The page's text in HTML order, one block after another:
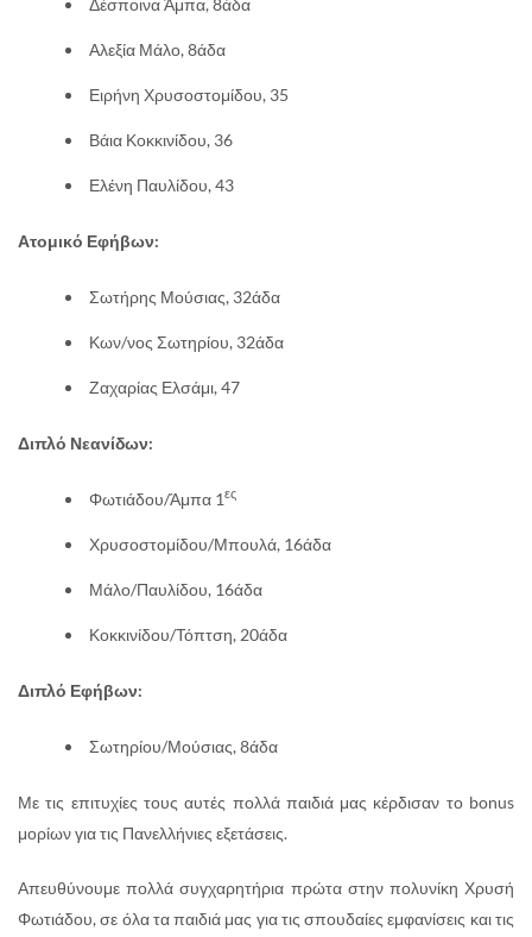
Αλεξία Μάλο, 8άδα
Ειρήνη Χρυσοστομίδου, 35
Βάια Κοκκινίδου, 36
Ελένη Παυλίδου, 43
Ατομικό Εφήβων:
Σωτήρης Μούσιας, 32άδα
Κων/νος Σωτηρίου, 32άδα
Ζαχαρίας Ελσάμι, 47
Διπλό Νεανίδων:
Φωτιάδου/Άμπα 1ες
Χρυσοστομίδου/Μπουλά, 16άδα
Μάλο/Παυλίδου, 16άδα
Κοκκινίδου/Τόπτση, 20άδα
Διπλό Εφήβων:
Σωτηρίου/Μούσιας, 8άδα
Με τις επιτυχίες τους αυτές πολλά παιδιά μας κέρδισαν το bonus
μορίων για τις Πανελλήνιες εξετάσεις.
Απευθύνουμε πολλά συγχαρητήρια πρώτα στην πολυνίκη Χρυσή
Φωτιάδου, σε όλα τα παιδιά μας για τις σπουδαίες εμφανίσεις και τις